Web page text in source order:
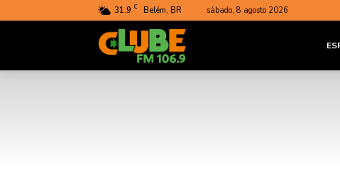
31.9 C Belém, BR sábado, 8 agosto 2026